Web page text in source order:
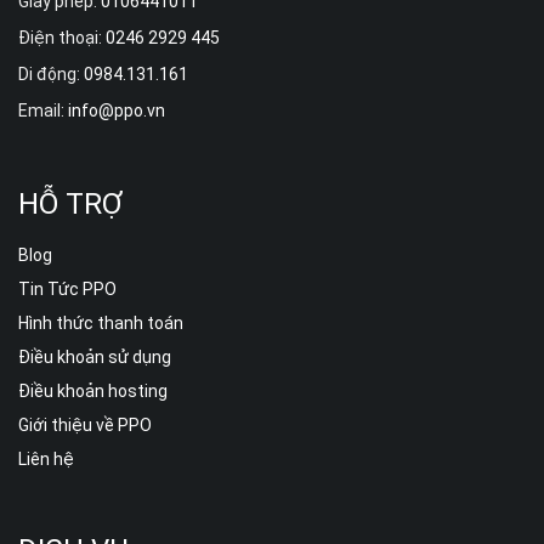
Điện thoại: 0246 2929 445
Di động: 0984.131.161
Email: info@ppo.vn
HỖ TRỢ
Blog
Tin Tức PPO
Hình thức thanh toán
Điều khoản sử dụng
Điều khoản hosting
Giới thiệu về PPO
Liên hệ